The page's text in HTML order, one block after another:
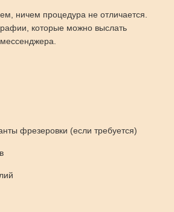
ничем процедура не отличается.
которые можно выслать
фрезеровки (если требуется)